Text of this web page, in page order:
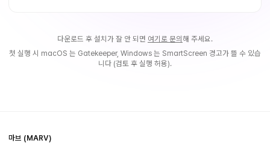
다운로드 후 설치가 잘 안 되면 여기로 문의해 주세요.
첫 실행 시 macOS 는 Gatekeeper, Windows 는 SmartScreen 경고가 뜰 수 있습
니다 (검토 후 실행 허용).
마브 (MARV)